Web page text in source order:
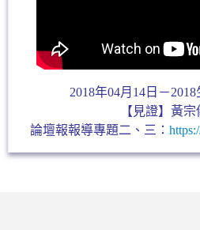
2018年04月14日－
【見證】黃
論壇報報導專題二、三：